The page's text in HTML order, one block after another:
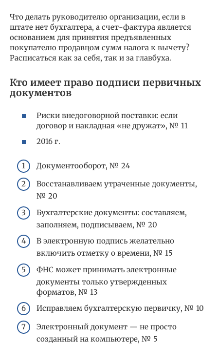
Что делать руководителю организации, если в
штате нет бухгалтера, а счет-фактура является
основанием для принятия предъявленных
покупателю продавцом сумм налога к вычету?
Расписаться как за себя, так и за главбуха.
Кто имеет право подписи первичных
документов
Риски внедоговорной поставки: если
договор и накладная «не дружат», № 11
2016 г.
Документооборот, № 24
Восстанавливаем утраченные документы,
№ 20
Бухгалтерские документы: составляем,
заполняем, подписываем, № 20
В электронную подпись желательно
включить отметку о времени, № 15
ФНС может принимать электронные
документы только утвержденных
форматов, № 13
Исправляем бухгалтерскую первичку, № 10
Электронный документ — не просто
созданный на компьютере, № 5